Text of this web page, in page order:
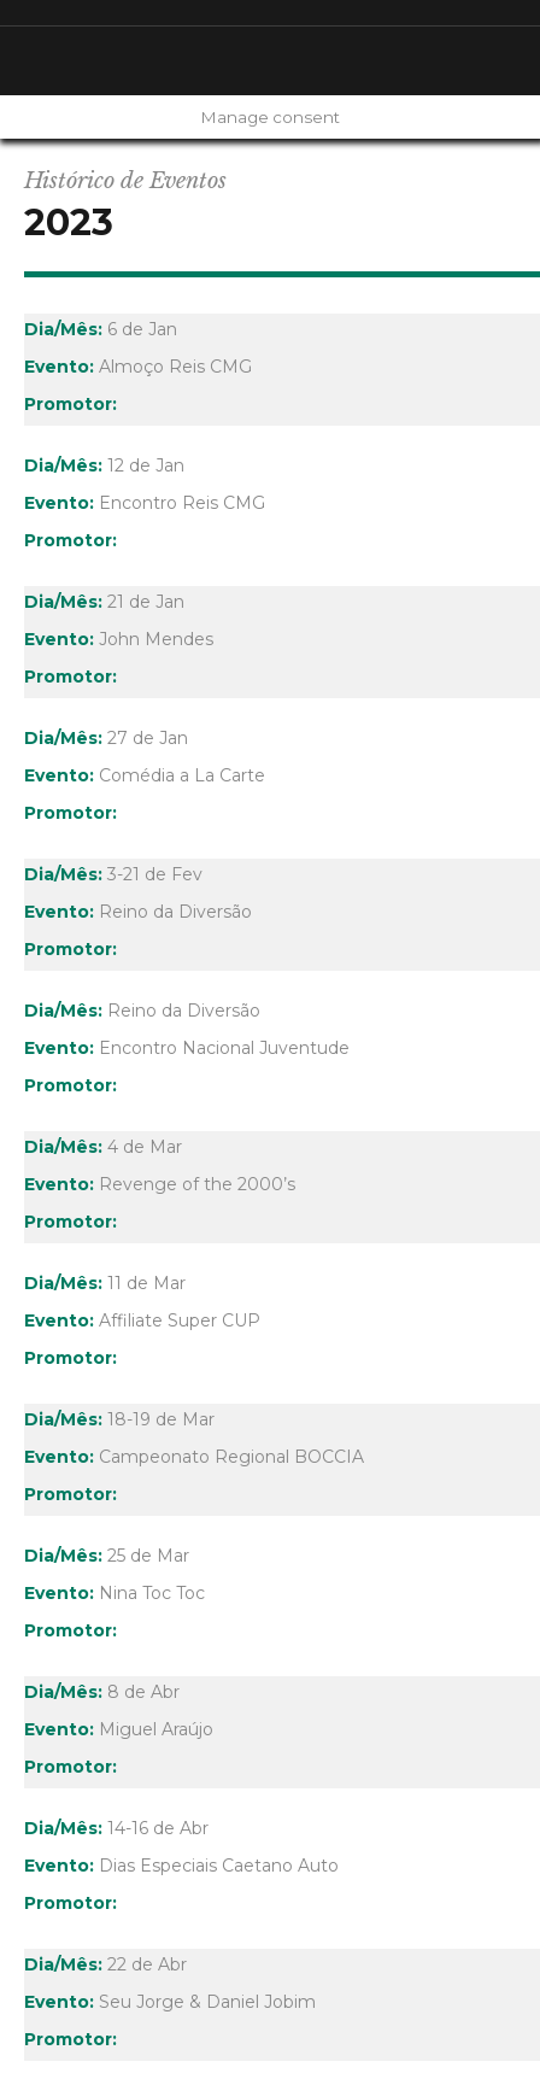
Manage consent
Histórico de Eventos
2023
6 de Jan
Almoço Reis CMG
12 de Jan
Encontro Reis CMG
21 de Jan
John Mendes
27 de Jan
Comédia a La Carte
3-21 de Fev
Reino da Diversão
Reino da Diversão
Encontro Nacional Juventude
4 de Mar
Revenge of the 2000’s
11 de Mar
Affiliate Super CUP
18-19 de Mar
Campeonato Regional BOCCIA
25 de Mar
Nina Toc Toc
8 de Abr
Miguel Araújo
14-16 de Abr
Dias Especiais Caetano Auto
22 de Abr
Seu Jorge & Daniel Jobim